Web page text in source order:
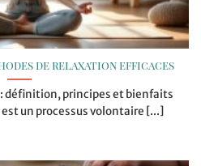
de relaxation efficaces
définition, principes et bienfaits
un processus volontaire [...]